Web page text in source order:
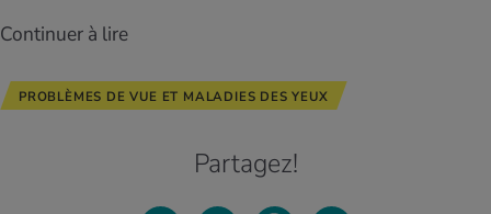
Continuer à lire
PROBLÈMES DE VUE ET MALADIES DES YEUX
Partagez!